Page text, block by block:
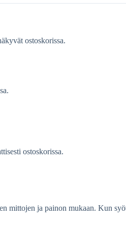
ostoskorissa.
ostoskorissa.
mittojen ja painon mukaan. Kun